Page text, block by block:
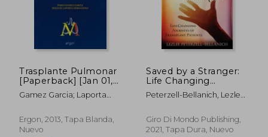
45%
dcto.
$ 57.37
$ 31.55
45%
dcto.
Trasplante Pulmonar
[Paperback] [Jan 01,
2013] Pablo Gámez
García, Rosalía
Gamez Garcia; Laporta
Ergon, 2013, Tapa Blanda,
Nuevo
Saved by a Stranger:
Life Changing
Journeys of
Transplant Patients
Peterzell-Bellanich, Lezlee
Giro Di Mondo Publishing,
2021, Tapa Dura, Nuevo